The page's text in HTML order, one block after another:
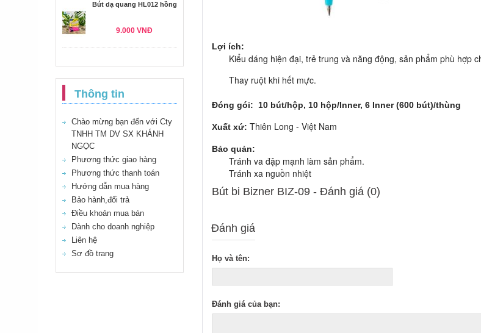
Bút dạ quang HL012 hồng
9.000 VNĐ
Thông tin
Chào mừng bạn đến với Cty
TNHH TM DV SX KHÁNH
NGỌC
Phương thức giao hàng
Phương thức thanh toán
Hướng dẫn mua hàng
Bảo hành,đổi trả
Điều khoản mua bán
Dành cho doanh nghiệp
Liên hệ
Sơ đồ trang
Lợi ích:
Kiểu dáng hiện đại, trẻ trung và năng động, sản phẩm phù hợp
Thay ruột khi hết mực.
Đóng gói: 10 bút/hộp, 10 hộp/Inner, 6 Inner (600 bút)/thùng
Xuất xứ: Thiên Long - Việt Nam
Bảo quản:
Tránh va đập mạnh làm sản phẩm.
Tránh xa nguồn nhiệt
Bút bi Bizner BIZ-09 - Ðánh giá (0)
Đánh giá
Họ và tên:
Đánh giá của bạn: